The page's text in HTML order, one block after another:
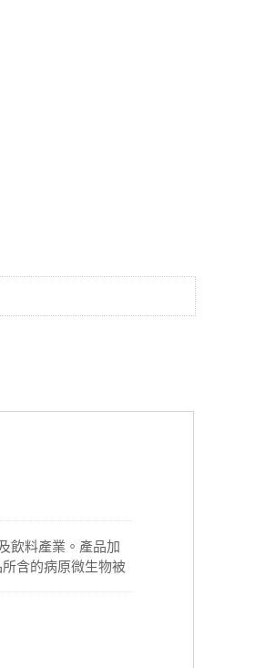
飲料產業。產品加
含的病原微生物被